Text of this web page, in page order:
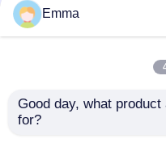
무색 천연 식물 추출물
기름 에센스 크림용 유
Emma
Good day, what
for?